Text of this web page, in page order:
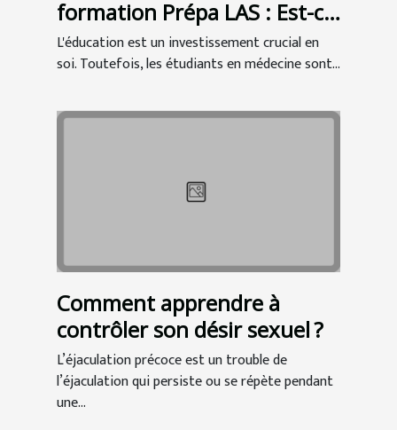
formation Prépa LAS : Est-ce
un bon investissement pour
les étudiants en médecine ?
L'éducation est un investissement crucial en
soi. Toutefois, les étudiants en médecine sont...
Comment apprendre à
contrôler son désir sexuel ?
L’éjaculation précoce est un trouble de
l’éjaculation qui persiste ou se répète pendant
une...